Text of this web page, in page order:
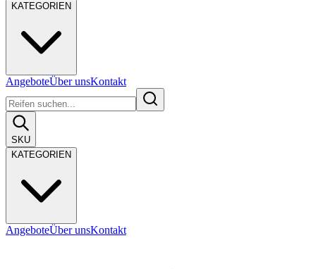
KATEGORIEN
AngeboteÜber unsKontakt
SKU
KATEGORIEN
AngeboteÜber unsKontakt